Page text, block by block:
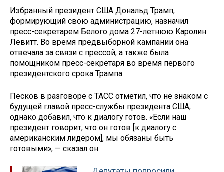
Избранный президент США Дональд Трамп,
формирующий свою администрацию, назначил
пресс-секретарем Белого дома 27-летнюю Каролин
Левитт. Во время предвыборной кампании она
отвечала за связи с прессой, а также была
помощником пресс-секретаря во время первого
президентского срока Трампа.
Песков в разговоре с ТАСС отметил, что не знаком с
будущей главой пресс-службы президента США,
однако добавил, что к диалогу готов. «Если наш
президент говорит, что он готов [к диалогу с
американским лидером], мы обязаны быть
готовыми», — сказал он.